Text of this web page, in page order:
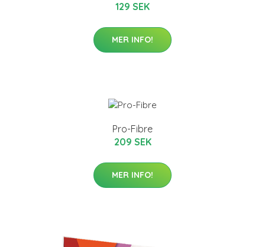
129 SEK
MER INFO!
Pro-Fibre
209 SEK
MER INFO!